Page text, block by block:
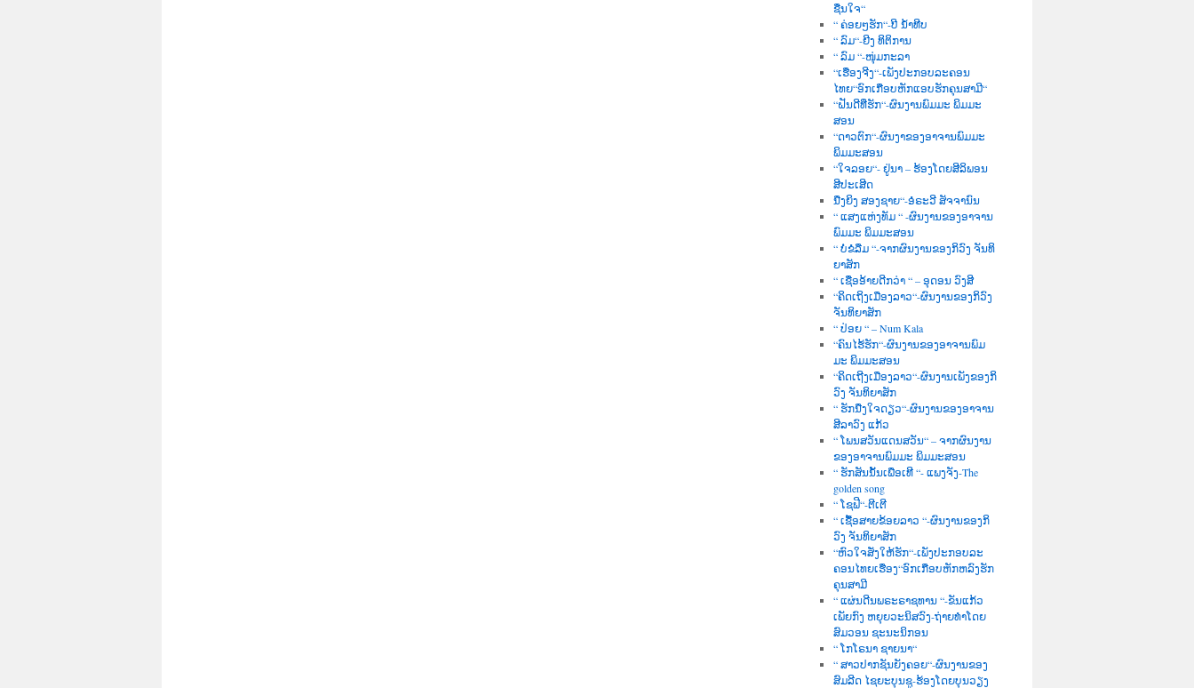
ຊື່ນໃຈ“
“ ຄ່ອຍໆຮັກ“-ບີ ນໍ້າທີບ
“ ລົມ“-ຍີງ ທິຕິການ
“ ລົມ “-ໜຸ່ມກະລາ
“ເຮື່ອງຈີງ“-ເພັງປະກອບລະຄອນ
ໄທຍ“ອົກເກືອບຫັກແອບຮັກຄຸນສາມີ“
“ຝັນດີທີ່ຮັກ“-ຜົນງານພົມມະ ພິມມະ
ສອນ
“ດາວຕົກ“-ຜົນງາຂອງອາຈານພົມມະ
ພິມມະສອນ
“ໃຈລອຍ“- ຢູ່ນາ – ຮ້ອງໂດຍສີລິພອນ
ສີປະເສີດ
ນື່ງຍິງ ສອງຊາຍ“-ອໍຣະວີ ສັຈຈານົນ
“ ແສງແຫ່ງທັມ “ -ຜົນງານຂອງອາຈານ
ພົມມະ ພິມມະສອນ
“ ບໍ່ຂໍລືມ “-ຈາກຜົນງານຂອງກິວົງ ຈັນທິ
ຍາສັກ
“ ເຊື່ອອ້າຍດີກວ່າ “ – ອຸດອນ ວົງສີ
“ຄິດເຖິງເມືອງລາວ“-ຜົນງານຂອງກິວົງ
ຈັນທິຍາສັກ
“ ປ່ອຍ “ – Num Kala
“ຄົນໄຮ້ຮັກ“-ຜົນງານຂອງອາຈານພົມ
ມະ ພິມມະສອນ
“ຄິດເຖີງເມືອງລາວ“-ຜົນງານເພັງຂອງກິ
ວົງ ຈັນທິຍາສັກ
“ ຮັກນື່ງໃຈດຽວ“-ຜົນງານຂອງອາຈານ
ສີລາວົງ ແກ້ວ
“ ໂພນສວັນແດນສວັນ“ – ຈາກຜົນງານ
ຂອງອາຈານພົມມະ ພິມມະສອນ
“ ຮັກສັນນັ້ນເພື່ອເທີ “- ແພງຈັງ-The
golden song
“ ໂຊຟີ“-ຕີເຕີ
“ ເຊື້ອສາຍຂ້ອຍລາວ “-ຜົນງານຂອງກິ
ວົງ ຈັນທິຍາສັກ
“ຫົວໃຈສັ່ງໃຫ້ຮັກ“-ເພັງປະກອບລະ
ຄອນໄທຍເຮື່ອງ“ອົກເກືອບຫັກຫລົງຮັກ
ຄຸນສາມີ
“ ແຜ່ນດີນພຣະຣາຊທານ “-ຂັນແກ້ວ
ເພັຍກົງ ຫຍຸຍວະນິສວົງ-ຖ່າຍທຳໂດຍ
ສົມວອນ ຊະນະນິກອນ
“ ໂກໂຣນາ ຊາຍນາ“
“ ສາວປາກຊັນຍັງຄອຍ“-ຜົນງານຂອງ
ສົມລີດ ໄຊຍະບຸນຊູ-ຮ້ອງໂດຍບຸນວຽງ